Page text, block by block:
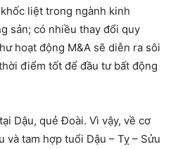
liệt trong ngành kinh
sản; có nhiều thay đổi quy
hoạt động M&A sẽ diễn ra sôi
điểm tốt để đầu tư bất động
Dậu, quẻ Đoài. Vì vậy, về cơ
và tam hợp tuổi Dậu – Tỵ – Sửu